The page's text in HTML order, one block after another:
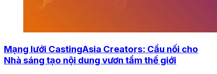
Mạng lưới CastingAsia Creators: Cầu nối cho
Nhà sáng tạo nội dung vươn tầm thế giới